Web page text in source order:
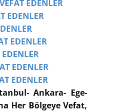
EDENLER
EDENLER
EDENLER
EDENLER
EDENLER
Ankara- Ege-
Her Bölgeye Vefat,